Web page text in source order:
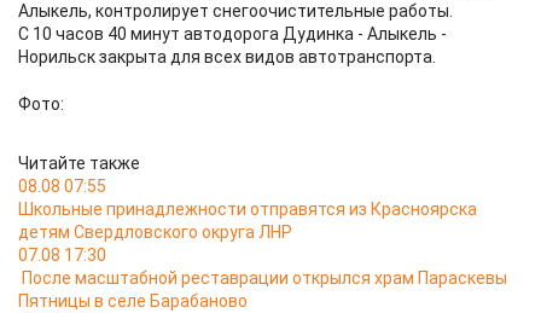
Алыкель, контролирует снегоочистительные работы.
С 10 часов 40 минут автодорога Дудинка - Алыкель -
Норильск закрыта для всех видов автотранспорта.
Фото:
Читайте также
08.08 07:55
Школьные принадлежности отправятся из Красноярска
детям Свердловского округа ЛНР
07.08 17:30
После масштабной реставрации открылся храм Параскевы
Пятницы в селе Барабаново